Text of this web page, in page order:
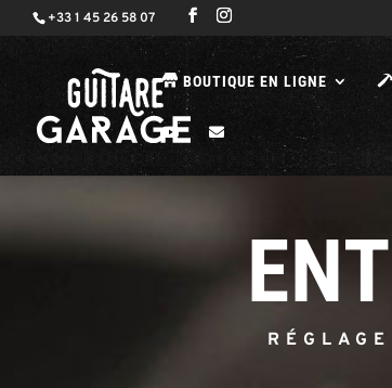
+33 1 45 26 58 07
BOUTIQUE EN LIGNE